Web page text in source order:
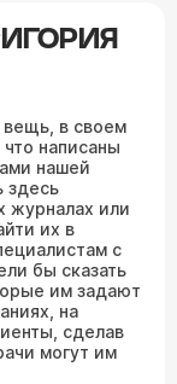
вещь, в своем
написаны
нашей
здесь
журналах или
их в
с
бы сказать
им задают
на
сделав
могут им